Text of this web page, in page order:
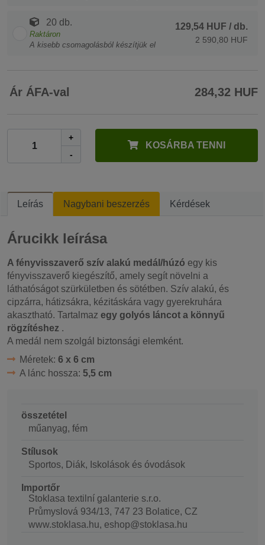
20 db.
Raktáron
A kisebb csomagolásból készítjük el
129,54 HUF / db.
2 590,80 HUF
Ár ÁFA-val 284,32 HUF
+
-
KOSÁRBA TENNI
Leírás Nagybani beszerzés Kérdések
Árucikk leírása
A fényvisszaverő szív alakú medál/húzó egy kis
fényvisszaverő kiegészítő, amely segít növelni a
láthatóságot szürkületben és sötétben. Szív alakú, és
cipzárra, hátizsákra, kézitáskára vagy gyerekruhára
akasztható. Tartalmaz egy golyós láncot a könnyű
rögzítéshez .
A medál nem szolgál biztonsági elemként.
Méretek: 6 x 6 cm
A lánc hossza: 5,5 cm
összetétel
műanyag, fém
Stílusok
Sportos, Diák, Iskolások és óvodások
Importőr
Stoklasa textilní galanterie s.r.o.
Průmyslová 934/13, 747 23 Bolatice, CZ
www.stoklasa.hu, eshop@stoklasa.hu